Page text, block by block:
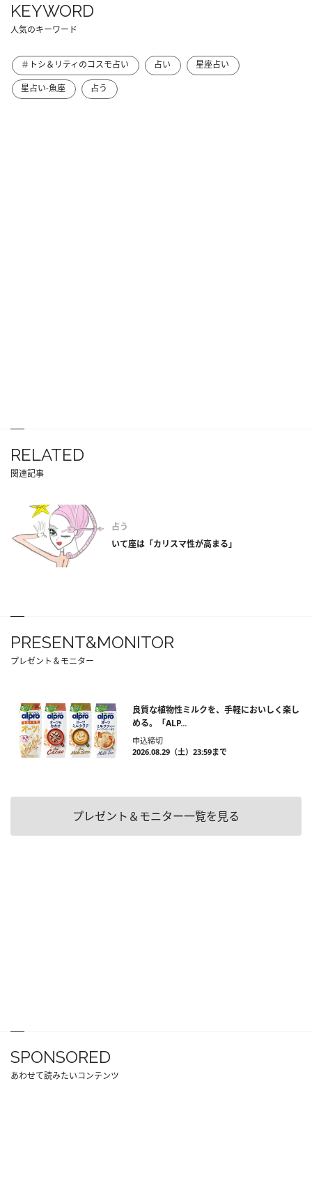
KEYWORD
人気のキーワード
＃トシ＆リティのコスモ占い 占い
星座占い
星占い-魚座
占う
RELATED
関連記事
占う
いて座は「カリスマ性が高まる」
PRESENT&MONITOR
プレゼント＆モニター
良質な植物性ミルクを、手軽においしく楽し
める。「ALP...
申込締切
2026.08.29（土）23:59まで
プレゼント＆モニター一覧を見る
SPONSORED
あわせて読みたいコンテンツ